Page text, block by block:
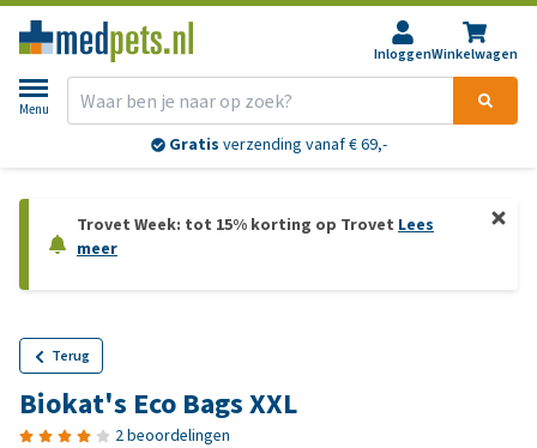
InloggenWinkelwagen
Menu
Gratis verzending vanaf € 69,-
Trovet Week: tot 15% korting op Trovet Lees
meer
Terug
Biokat's Eco Bags XXL
2 beoordelingen